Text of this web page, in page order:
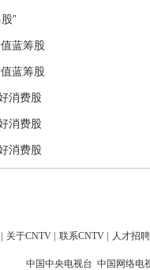
”
蓝筹股
蓝筹股
消费股
消费股
消费股
关于CNTV 联系CNTV 人才招聘
中国中央电视台 中国网络电